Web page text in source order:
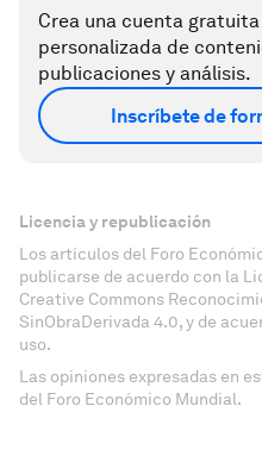
Crea una cuenta
personalizada de
publicaciones y análisis.
Inscríbete de
Licencia y republicación
Los artículos del Foro
publicarse de acuerdo con la
Creative Commons
SinObraDerivada 4.0, y de
uso.
Las opiniones expresadas en
del Foro Económico Mundial.